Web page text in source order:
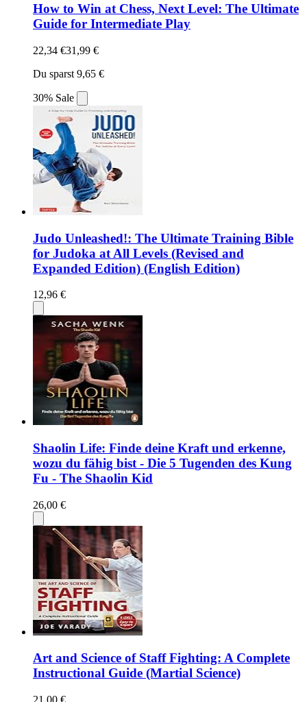
How to Win at Chess, Next Level: The Ultimate
Guide for Intermediate Play
22,34 €31,99 €
Du sparst 9,65 €
30% Sale
Judo Unleashed!: The Ultimate Training Bible
for Judoka at All Levels (Revised and
Expanded Edition) (English Edition)
12,96 €
Shaolin Life: Finde deine Kraft und erkenne,
wozu du fähig bist - Die 5 Tugenden des Kung
Fu - The Shaolin Kid
26,00 €
Art and Science of Staff Fighting: A Complete
Instructional Guide (Martial Science)